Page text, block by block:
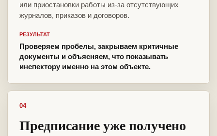
или приостановки работы из-за отсутствующих
журналов, приказов и договоров.
РЕЗУЛЬТАТ
Проверяем пробелы, закрываем критичные
документы и объясняем, что показывать
инспектору именно на этом объекте.
04
Предписание уже получено